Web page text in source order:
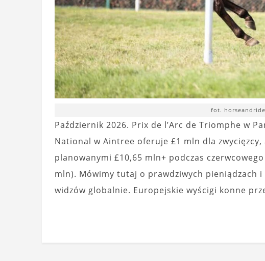
fot.
Październik 2026. Prix de l’Arc de Triomphe w
National w Aintree oferuje £1 mln dla
planowanymi £10,65 mln+ podczas
mln). Mówimy tutaj o prawdziwych pieniądzach
widzów globalnie. Europejskie wyścigi konne